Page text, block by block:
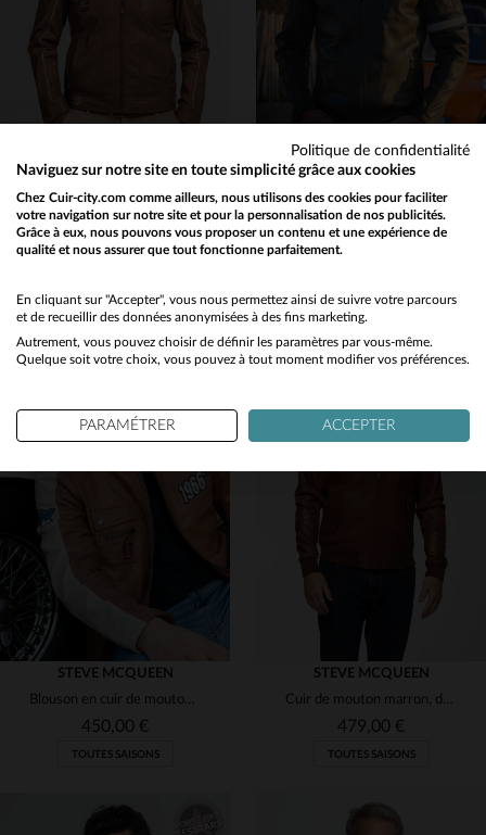
STEVE MCQUEEN
Cuir de mouton taupe, style racing vintage inspiré de Steve McQueen.
299,00 €499,00 €
STEVE MCQUEEN
299,00 €
STEVE MCQUEEN
Blouson en cuir de mouton souple, style McQueen. Léger et intemporel.
450,00 €
TOUTES SAISONS
STEVE MCQUEEN
Cuir de mouton marron, doux et intemporel, inspiré par Steve McQueen.
479,00 €
TOUTES SAISONS
Would you like to be redirected to our English site?
No
Yes
Politique de confidentialité
Naviguez sur notre site en toute simplicité grâce aux cookies
Chez Cuir-city.com comme ailleurs, nous utilisons des cookies pour faciliter
votre navigation sur notre site et pour la personnalisation de nos publicités.
Grâce à eux, nous pouvons vous proposer un contenu et une expérience de
qualité et nous assurer que tout fonctionne parfaitement.
En cliquant sur "Accepter", vous nous permettez ainsi de suivre votre parcours
et de recueillir des données anonymisées à des fins marketing.
Autrement, vous pouvez choisir de définir les paramètres par vous-même.
Quelque soit votre choix, vous pouvez à tout moment modifier vos préférences.
PARAMÉTRER ACCEPTER